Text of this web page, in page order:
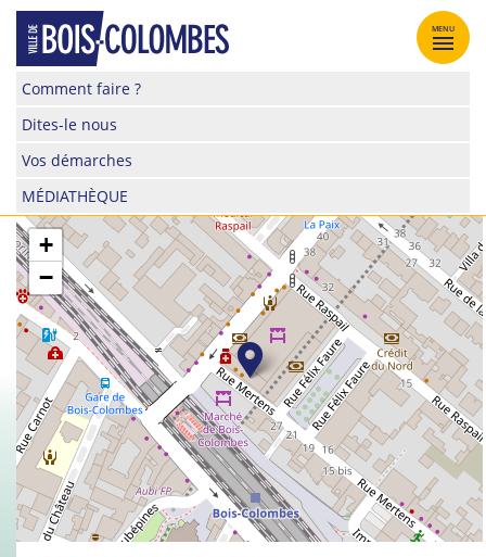
Skip
content
Site
de
la
de
Bois-
Colombes
Comment faire ?
Dites-le nous
Vos démarches
MÉDIATHÈQUE
MENU
+
−